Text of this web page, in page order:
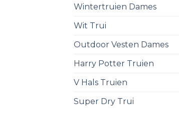
Wintertruien Dames
Wit Trui
Outdoor Vesten Dames
Harry Potter Truien
V Hals Truien
Super Dry Trui